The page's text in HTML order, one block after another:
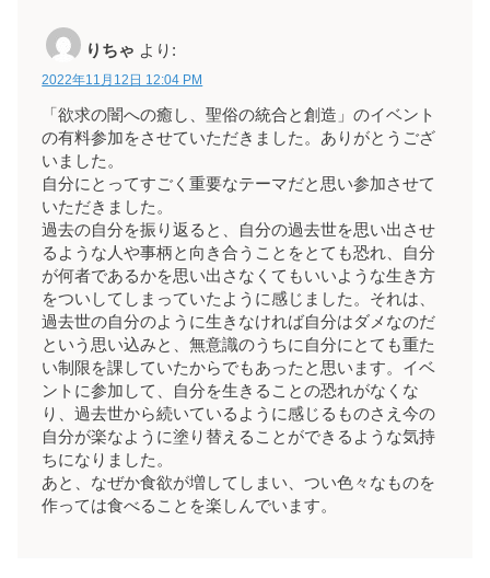
りちゃ より:
2022年11月12日 12:04 PM
「欲求の闇への癒し、聖俗の統合と創造」のイベント
の有料参加をさせていただきました。ありがとうござ
いました。
自分にとってすごく重要なテーマだと思い参加させて
いただきました。
過去の自分を振り返ると、自分の過去世を思い出させ
るような人や事柄と向き合うことをとても恐れ、自分
が何者であるかを思い出さなくてもいいような生き方
をついしてしまっていたように感じました。それは、
過去世の自分のように生きなければ自分はダメなのだ
という思い込みと、無意識のうちに自分にとても重た
い制限を課していたからでもあったと思います。イベ
ントに参加して、自分を生きることの恐れがなくな
り、過去世から続いているように感じるものさえ今の
自分が楽なように塗り替えることができるような気持
ちになりました。
あと、なぜか食欲が増してしまい、つい色々なものを
作っては食べることを楽しんでいます。